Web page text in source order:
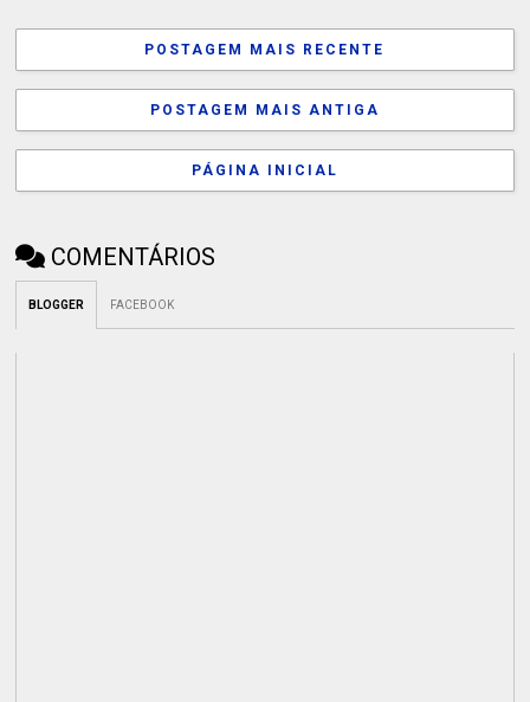
POSTAGEM MAIS RECENTE
POSTAGEM MAIS ANTIGA
PÁGINA INICIAL
COMENTÁRIOS
BLOGGER FACEBOOK